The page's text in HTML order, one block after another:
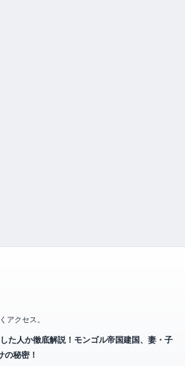
アクセス。
た人か徹底解説！モンゴル帝国建国、妻・子
の秘密！